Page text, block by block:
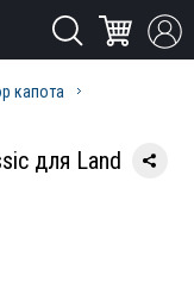
капота
для Land